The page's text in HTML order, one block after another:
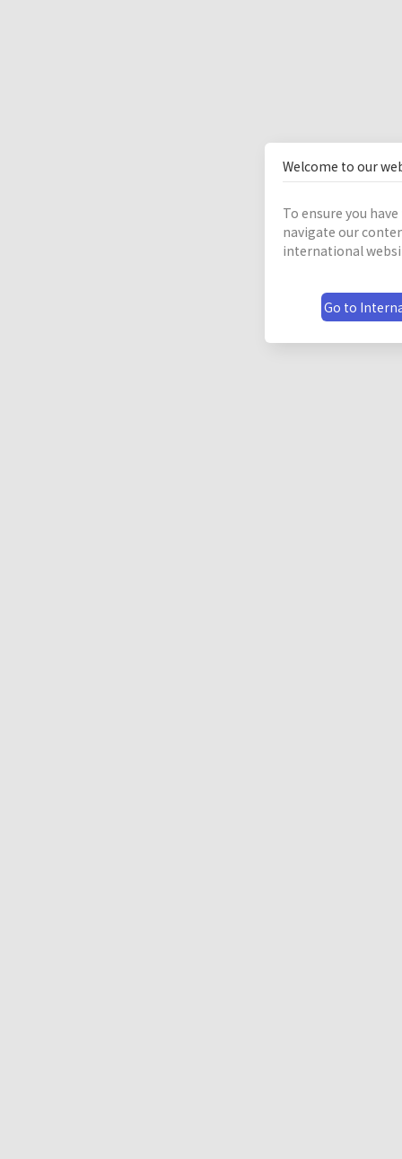
Welcome to our
To ensure you
navigate our
international
Go to